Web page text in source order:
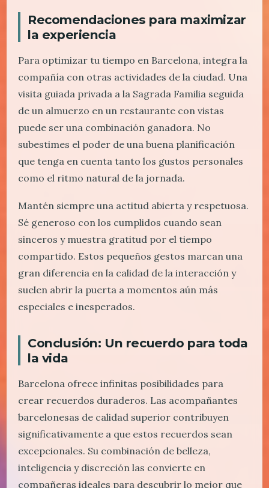
Recomendaciones para maximizar
la experiencia
Para optimizar tu tiempo en Barcelona, integra la
compañía con otras actividades de la ciudad. Una
visita guiada privada a la Sagrada Familia seguida
de un almuerzo en un restaurante con vistas
puede ser una combinación ganadora. No
subestimes el poder de una buena planificación
que tenga en cuenta tanto los gustos personales
como el ritmo natural de la jornada.
Mantén siempre una actitud abierta y respetuosa.
Sé generoso con los cumplidos cuando sean
sinceros y muestra gratitud por el tiempo
compartido. Estos pequeños gestos marcan una
gran diferencia en la calidad de la interacción y
suelen abrir la puerta a momentos aún más
especiales e inesperados.
Conclusión: Un recuerdo para toda
la vida
Barcelona ofrece infinitas posibilidades para
crear recuerdos duraderos. Las acompañantes
barcelonesas de calidad superior contribuyen
significativamente a que estos recuerdos sean
excepcionales. Su combinación de belleza,
inteligencia y discreción las convierte en
compañeras ideales para descubrir lo mejor que